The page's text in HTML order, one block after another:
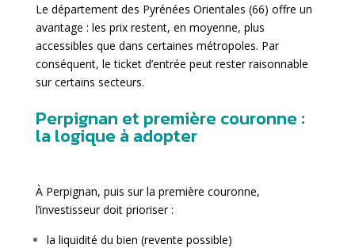
Le département des Pyrénées Orientales (66) offre un
avantage : les prix restent, en moyenne, plus
accessibles que dans certaines métropoles. Par
conséquent, le ticket d’entrée peut rester raisonnable
sur certains secteurs.
Perpignan et première couronne :
la logique à adopter
À Perpignan, puis sur la première couronne,
l’investisseur doit prioriser :
la liquidité du bien (revente possible)